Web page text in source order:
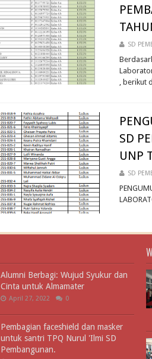
SD
, berikut
SD
UNP
SD
Alumni Berbagi: Wujud Syukur dan
Cinta untuk Almamater
April 27, 2022 0
Pembagian faceshield dan masker
untuk santri TPQ Nurul 'Ilmi SD
Pembangunan.